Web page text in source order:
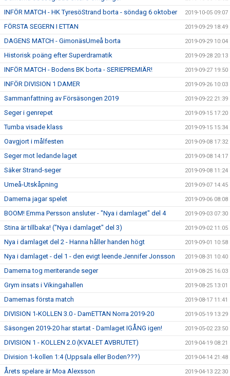
INFÖR MATCH - HK TyresöStrand borta - söndag 6 oktober 2019-10-05 09:07
FÖRSTA SEGERN I ETTAN 2019-09-29 18:49
DAGENS MATCH - GimonäsUmeå borta 2019-09-29 10:04
Historisk poäng efter Superdramatik 2019-09-28 20:13
INFÖR MATCH - Bodens BK borta - SERIEPREMIÄR! 2019-09-27 19:50
INFÖR DIVISION 1 DAMER 2019-09-26 10:03
Sammanfattning av Försäsongen 2019 2019-09-22 21:39
Seger i genrepet 2019-09-15 17:20
Tumba visade klass 2019-09-15 15:34
Oavgjort i målfesten 2019-09-08 17:32
Seger mot ledande laget 2019-09-08 14:17
Säker Strand-seger 2019-09-08 11:24
Umeå-Utskåpning 2019-09-07 14:45
Damerna jagar spelet 2019-09-06 08:08
BOOM! Emma Persson ansluter - "Nya i damlaget" del 4 2019-09-03 07:30
Stina är tillbaka! ("Nya i damlaget" del 3) 2019-09-02 11:05
Nya i damlaget del 2 - Hanna håller handen högt 2019-09-01 10:58
Nya i damlaget - del 1 - den evigt leende Jennifer Jonsson 2019-08-31 10:40
Damerna tog meriterande seger 2019-08-25 16:03
Grym insats i Vikingahallen 2019-08-25 13:01
Damernas första match 2019-08-17 11:41
DIVISION 1-KOLLEN 3.0 - DamETTAN Norra 2019-20 2019-05-19 13:29
Säsongen 2019-20 har startat - Damlaget IGÅNG igen! 2019-05-02 23:50
DIVISION 1 - KOLLEN 2.0 (KVALET AVBRUTET) 2019-04-19 08:21
Division 1-kollen 1:4 (Uppsala eller Boden???) 2019-04-14 21:48
Årets spelare är Moa Alexsson 2019-04-13 22:30